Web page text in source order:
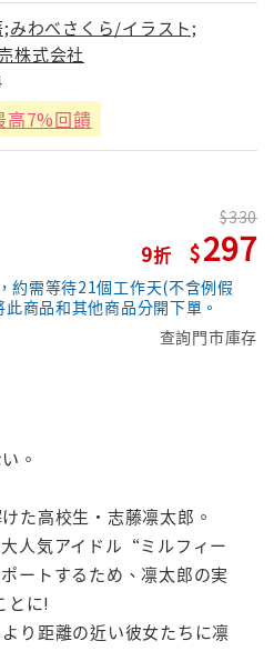
みわべさくら/イラスト;
株式会社
高7%回饋
9
330
297
約需等待21個工作天(不含例假
商品和其他商品分開下單。
查詢門市庫存
。
た高校生・志藤凛太郎。
人気アイドル“ミルフィー
ートするため、凛太郎の実
とに!
り距離の近い彼女たちに凛